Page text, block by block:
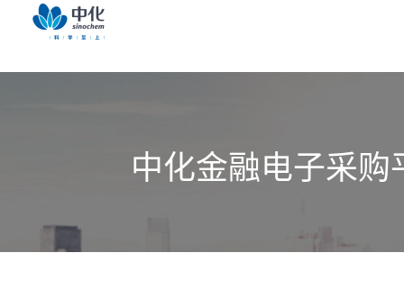
中化金融电子采购